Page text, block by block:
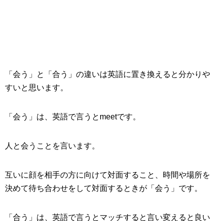
「会う」と「合う」の違いは英語に置き換えると分かりや
すいと思います。
「会う」は、英語で言うとmeetです。
人と会うことを言います。
互いに顔を相手の方に向けて対面すること、時間や場所を
決めて待ち合わせをして対面するときが「会う」です。
「合う」は、英語で言うとマッチすると言い変えると良い